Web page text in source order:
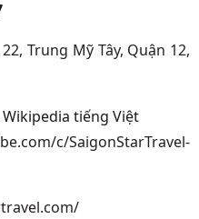
Trung Mỹ Tây, Quận 12,
c/SaigonStarTravel-